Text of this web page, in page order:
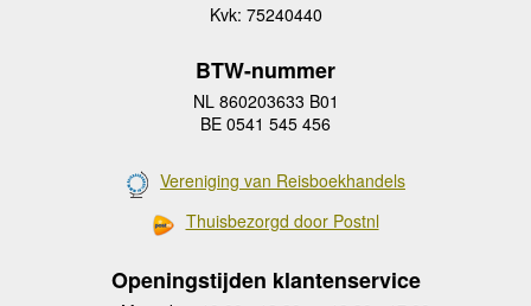
Kvk: 75240440
BTW-nummer
NL 860203633 B01
BE 0541 545 456
Vereniging van Reisboekhandels
Thuisbezorgd door Postnl
Openingstijden klantenservice